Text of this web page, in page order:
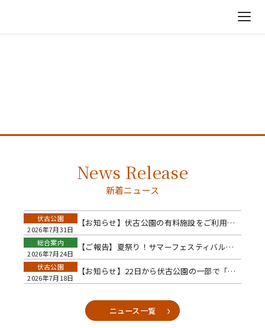
News Release
新着ニュース
伏古公園
2026年7月31日
【お知らせ】伏古公園の有料施設をご利用される皆様へのお願い🐶🍀
総合案内
2026年7月24日
【ご報告】夏祭り！サマーフェスティバル！大賑わい！🎉✨
伏古公園
2026年7月18日
【お知らせ】22日から伏古公園の一部で「立ち入り禁止」となります👷‍♂️🏗️
ニュース一覧